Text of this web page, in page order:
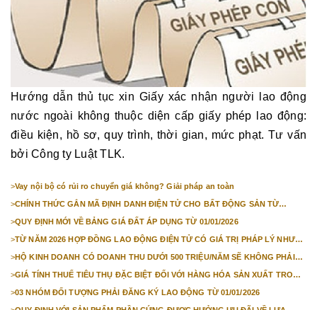
Hướng dẫn thủ tục xin Giấy xác nhận người lao động
nước ngoài không thuộc diện cấp giấy phép lao động:
điều kiện, hồ sơ, quy trình, thời gian, mức phạt. Tư vấn
bởi Công ty Luật TLK.
>Vay nội bộ có rủi ro chuyển giá không? Giải pháp an toàn
>CHÍNH THỨC GẮN MÃ ĐỊNH DANH ĐIỆN TỬ CHO BẤT ĐỘNG SẢN TỪ
>QUY ĐỊNH MỚI VỀ BẢNG GIÁ ĐẤT ÁP DỤNG TỪ 01/01/2026
>TỪ NĂM 2026 HỢP ĐỒNG LAO ĐỘNG ĐIỆN TỬ CÓ GIÁ TRỊ PHÁP LÝ NHƯ
>HỘ KINH DOANH CÓ DOANH THU DƯỚI 500 TRIỆU/NĂM SẼ KHÔNG PHẢI
>GIÁ TÍNH THUẾ TIÊU THỤ ĐẶC BIỆT ĐỐI VỚI HÀNG HÓA SẢN XUẤT TRONG
>03 NHÓM ĐỐI TƯỢNG PHẢI ĐĂNG KÝ LAO ĐỘNG TỪ 01/01/2026